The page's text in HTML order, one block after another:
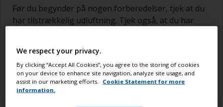
Før du begynder på nogen forberedelser, tjek at du
har tilstrækkelig udluftning. Tjek også, at du har
hud ikke eksponeres) og en åndedrætsmaske med et
filter, som tåler opløsningsmidler
We respect your privacy.
By clicking “Accept All Cookies”, you agree to the storing of cookies
on your device to enhance site navigation, analyze site usage, and
assist in our marketing efforts.
Cookie Statement for more
information.